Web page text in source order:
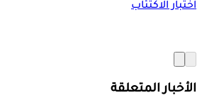
اختبار الاكتئاب
الأخبار المتعلقة